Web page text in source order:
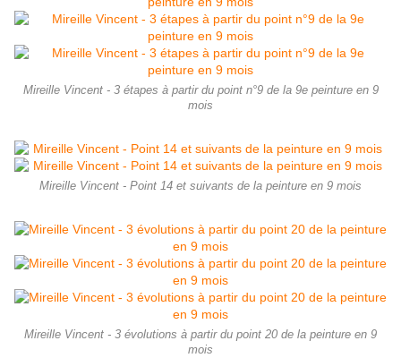
Mireille Vincent - 3 étapes à partir du point n°9 de la 9e peinture en 9
mois
Mireille Vincent - Point 14 et suivants de la peinture en 9 mois
Mireille Vincent - 3 évolutions à partir du point 20 de la peinture en 9
mois